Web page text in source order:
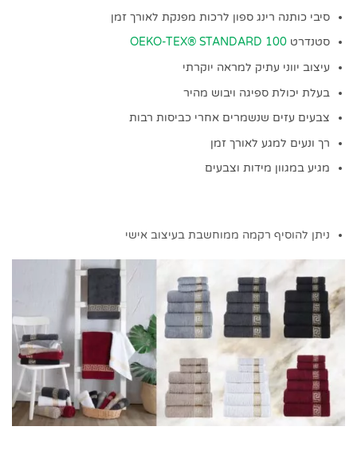
סיבי כותנה רינג ספון לרכות מפנקת לאורך זמן
סטנדרט OEKO-TEX® STANDARD 100
עיצוב יווני עתיק למראה יוקרתי
בעלת יכולת ספיגה ויבוש מהיר
צבעים עזים שנשמרים אחרי כביסות רבות
רך ונעים למגע לאורך זמן
מגיע במגוון מידות וצבעים
ניתן להוסיף רקמה ממוחשבת בעיצוב אישי